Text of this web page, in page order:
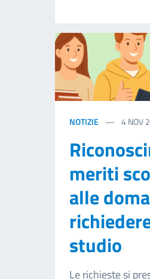
NOTIZIE 4NOV
meriti
alle
studio
Le richieste si